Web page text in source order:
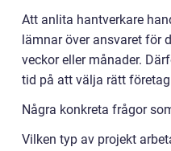
Att anlita hantverkare
lämnar över ansvaret för
veckor eller månader.
tid på att välja rätt
Några konkreta frågor
Vilken typ av projekt